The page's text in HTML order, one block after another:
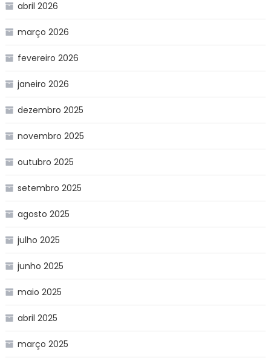
abril 2026
março 2026
fevereiro 2026
janeiro 2026
dezembro 2025
novembro 2025
outubro 2025
setembro 2025
agosto 2025
julho 2025
junho 2025
maio 2025
abril 2025
março 2025